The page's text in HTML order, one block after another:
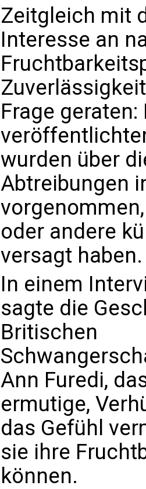
Zeitgleich mit
Interesse an
Frage
wurden über
Abtreibungen
oder andere
versagt haben.
In einem
sagte die
Britischen
Ann Furedi,
ermutige,
das Gefühl
sie ihre
können.